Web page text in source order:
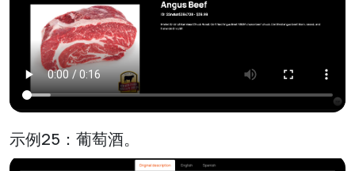
示例25：葡萄酒。